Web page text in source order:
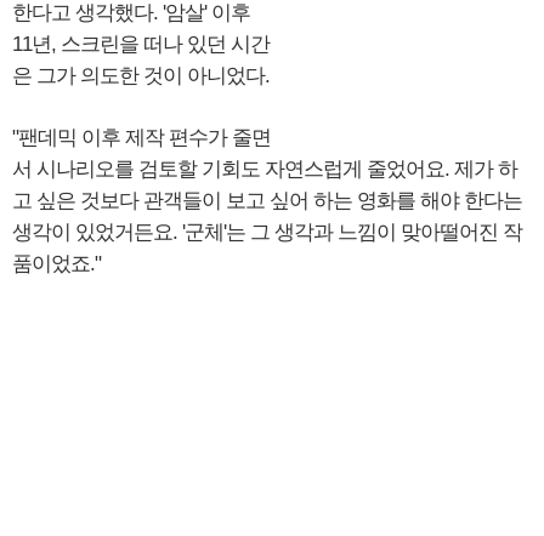
한다고 생각했다. '암살' 이후
11년, 스크린을 떠나 있던 시간
은 그가 의도한 것이 아니었다.
"팬데믹 이후 제작 편수가 줄면
서 시나리오를 검토할 기회도 자연스럽게 줄었어요. 제가 하
고 싶은 것보다 관객들이 보고 싶어 하는 영화를 해야 한다는
생각이 있었거든요. '군체'는 그 생각과 느낌이 맞아떨어진 작
품이었죠."